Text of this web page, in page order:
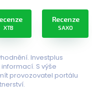
XTB
Recenze
SAXO
Investplus
S výše
provozovatel portálu